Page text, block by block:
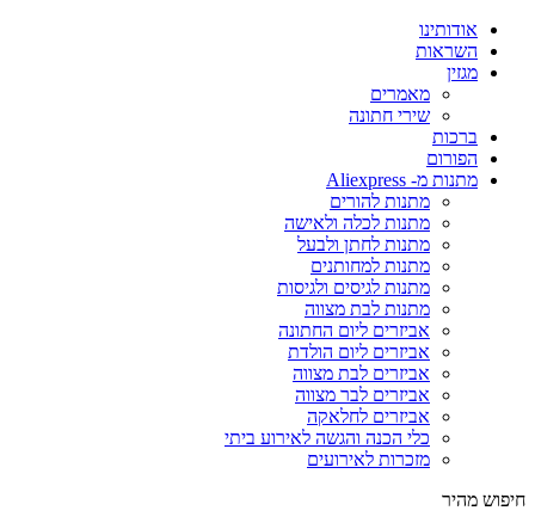
אודותינו
השראות
מגזין
מאמרים
שירי חתונה
ברכות
הפורום
מתנות מ- Aliexpress
מתנות להורים
מתנות לכלה ולאישה
מתנות לחתן ולבעל
מתנות למחותנים
מתנות לגיסים ולגיסות
מתנות לבת מצווה
אביזרים ליום החתונה
אביזרים ליום הולדת
אביזרים לבת מצווה
אביזרים לבר מצווה
אביזרים לחלאקה
כלי הכנה והגשה לאירוע ביתי
מזכרות לאירועים
חיפוש מהיר